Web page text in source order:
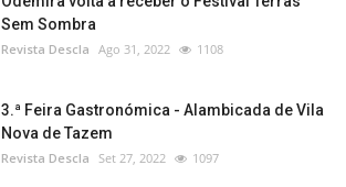
Sem Sombra
Revista Descla Ago 31, 2022 1108
3.ª Feira Gastronómica - Alambicada de Vila
Nova de Tazem
Revista Descla Set 27, 2022 1097